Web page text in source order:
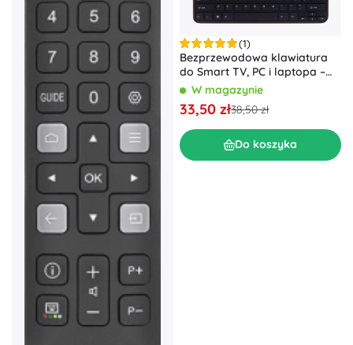
(1)
Bezprzewodowa klawiatura
do Smart TV, PC i laptopa –
czarna
W magazynie
33,50 zł38,50 zł
Do koszyka